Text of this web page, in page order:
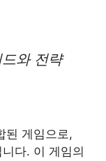
와 전략
된 게임으로,
다. 이 게임의